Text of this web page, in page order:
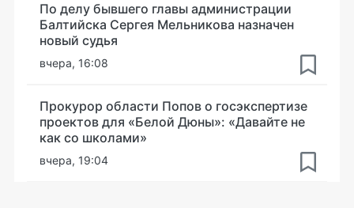
По делу бывшего главы администрации
Балтийска Сергея Мельникова назначен
новый судья
вчера, 16:08
Прокурор области Попов о госэкспертизе
проектов для «Белой Дюны»: «Давайте не
как со школами»
вчера, 19:04